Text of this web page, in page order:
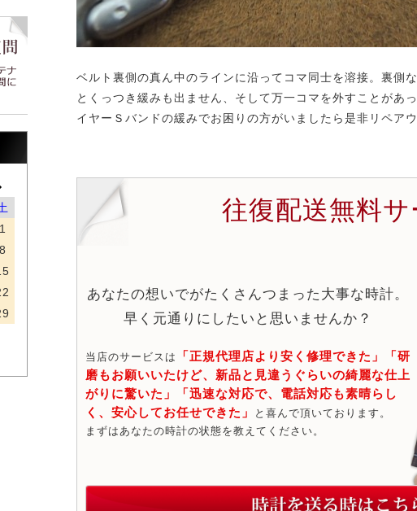
ベルト裏側の真ん中のラインに沿ってコマ同士を溶接。裏側
とくっつき緩みも出ません、そして万一コマを外すことがあ
イヤーＳバンドの緩みでお困りの方がいましたら是非リペア
往復配送無料
あなたの想いでがたくさんつまった大事な時計。
早く元通りにしたいと思いませんか？
当店のサービスは
「正規代理店より安く修理できた」「研
磨もお願いいたけど、新品と見違うぐらいの綺麗な仕上
がりに驚いた」「迅速な対応で、電話対応も素晴らし
く、安心してお任せできた」
と喜んで頂いております。
まずはあなたの時計の状態を教えてください。
1
8